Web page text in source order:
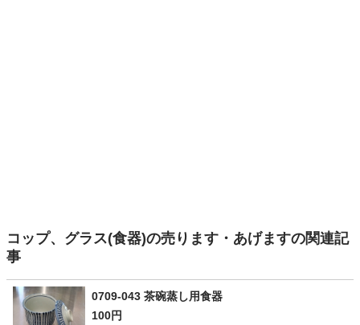
コップ、グラス(食器)の売ります・あげますの関連記
事
0709-043 茶碗蒸し用食器
100円